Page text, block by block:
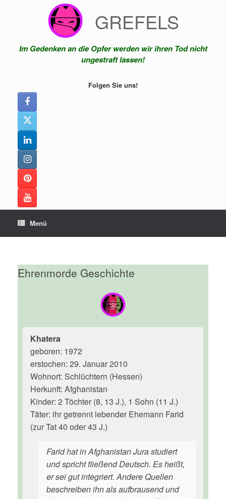
GREFELS
Im Gedenken an die Opfer werden wir ihren Tod nicht
ungestraft lassen!
Folgen Sie uns!
Menü
Ehrenmorde Geschichte
Khatera
geboren: 1972
erstochen: 29. Januar 2010
Wohnort: Schlüchtern (Hessen)
Herkunft: Afghanistan
Kinder: 2 Töchter (8, 13 J.), 1 Sohn (11 J.)
Täter: ihr getrennt lebender Ehemann Farid
(zur Tat 40 oder 43 J.)
Farid hat in Afghanistan Jura studiert
und spricht fließend Deutsch. Es heißt,
er sei gut integriert. Andere Quellen
beschreiben ihn als aufbrausend und